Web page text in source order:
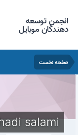
انجمن توسعه
دهندگان موبایل
صفحه نخست
hadi salami